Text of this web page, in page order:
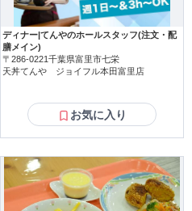
ディナー|てんやのホールスタッフ(注文・配
膳メイン)
〒286-0221千葉県富里市七栄
天丼てんや ジョイフル本田富里店
お気に入り